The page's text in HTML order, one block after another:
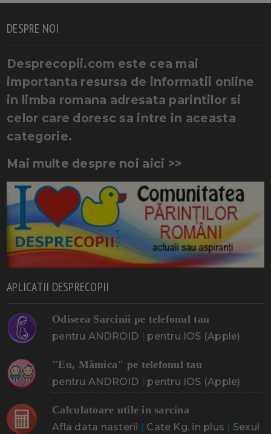
DESPRE NOI
Desprecopii.com este cea mai
importanta resursa de informatii online
in limba romana adresata parintilor si
celor care doresc sa intre in aceasta
categorie.
Mai multe despre noi aici >>
APLICATII DESPRECOPII
Odiseea Sarcinii pe telefonul tau
pentru ANDROID | pentru IOS (Apple)
"Eu, Mămica" pe telefonul tau
pentru ANDROID | pentru IOS (Apple)
Calculatoare utile in sarcina
Afla data nasterii | Cate Kg. in plus | Sexul